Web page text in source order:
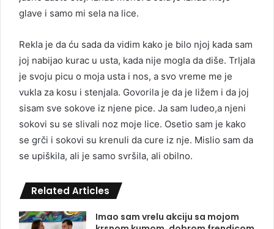
glave i samo mi sela na lice.
Rekla je da ću sada da vidim kako je bilo njoj kada sam
joj nabijao kurac u usta, kada nije mogla da diše. Trljala
je svoju picu o moja usta i nos, a svo vreme me je
vukla za kosu i stenjala. Govorila je da je ližem i da joj
sisam sve sokove iz njene pice. Ja sam ludeo,a njeni
sokovi su se slivali noz moje lice. Osetio sam je kako
se grči i sokovi su krenuli da cure iz nje. Mislio sam da
se upiškila, ali je samo svršila, ali obilno.
Related Articles
Imao sam vrelu akciju sa mojom